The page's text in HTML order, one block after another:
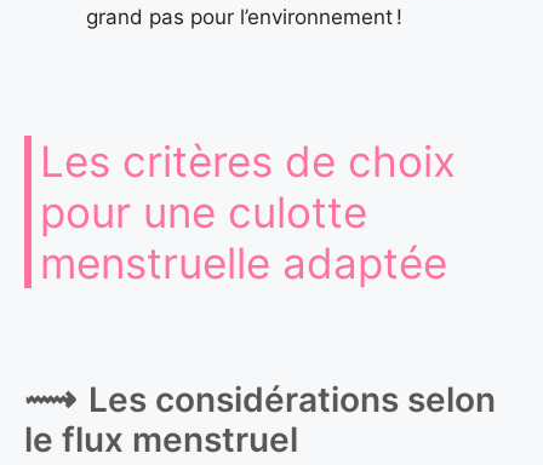
grand pas pour l’environnement !
Les critères de choix
pour une culotte
menstruelle adaptée
Les considérations selon
le flux menstruel